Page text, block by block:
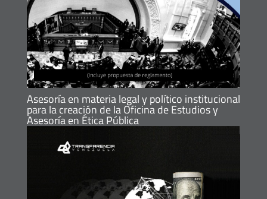
Asesoría en materia legal y político institucional
para la creación de la Oficina de Estudios y
Asesoría en Ética Pública